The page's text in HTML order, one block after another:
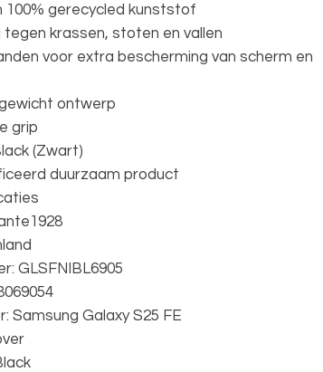
100% gerecycled kunststof
krassen, stoten en vallen
voor extra bescherming van scherm en
ontwerp
grip
(Zwart)
duurzaam product
GLSFNIBL6905
Samsung Galaxy S25 FE